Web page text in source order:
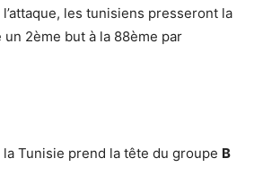
les tunisiens presseront la
2ème but à la 88ème par
Tunisie prend la tête du groupe B